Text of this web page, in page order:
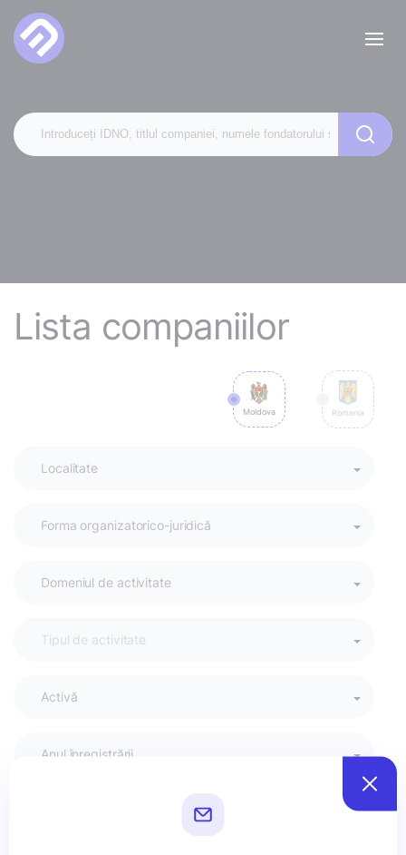
Lista companiilor
Moldova Romania
Activă
Anul înregistrării